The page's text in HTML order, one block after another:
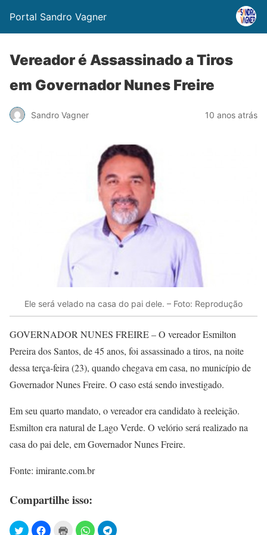
Portal Sandro Vagner
Vereador é Assassinado a Tiros
em Governador Nunes Freire
Sandro Vagner 10 anos atrás
Ele será velado na casa do pai dele. – Foto: Reprodução
GOVERNADOR NUNES FREIRE – O vereador Esmilton
Pereira dos Santos, de 45 anos, foi assassinado a tiros, na noite
dessa terça-feira (23), quando chegava em casa, no município de
Governador Nunes Freire. O caso está sendo investigado.
Em seu quarto mandato, o vereador era candidato à reeleição.
Esmilton era natural de Lago Verde. O velório será realizado na
casa do pai dele, em Governador Nunes Freire.
Fonte: imirante.com.br
Compartilhe isso: